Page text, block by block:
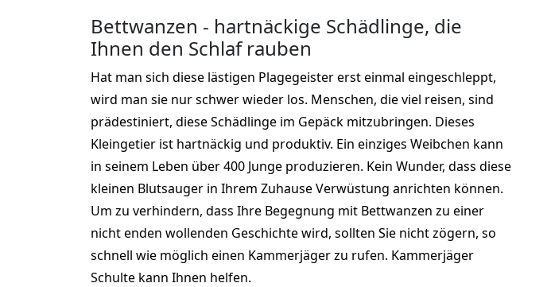
Bettwanzen - hartnäckige Schädlinge, die
Ihnen den Schlaf rauben
Hat man sich diese lästigen Plagegeister erst einmal eingeschleppt,
wird man sie nur schwer wieder los. Menschen, die viel reisen, sind
prädestiniert, diese Schädlinge im Gepäck mitzubringen. Dieses
Kleingetier ist hartnäckig und produktiv. Ein einziges Weibchen kann
in seinem Leben über 400 Junge produzieren. Kein Wunder, dass diese
kleinen Blutsauger in Ihrem Zuhause Verwüstung anrichten können.
Um zu verhindern, dass Ihre Begegnung mit Bettwanzen zu einer
nicht enden wollenden Geschichte wird, sollten Sie nicht zögern, so
schnell wie möglich einen Kammerjäger zu rufen. Kammerjäger
Schulte kann Ihnen helfen.